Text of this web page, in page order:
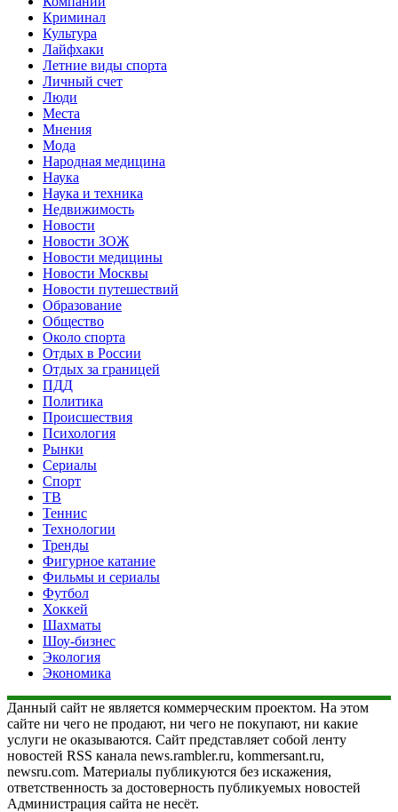
Криминал
Культура
Лайфхаки
Летние виды спорта
Личный счет
Люди
Места
Мнения
Мода
Народная медицина
Наука
Наука и техника
Недвижимость
Новости
Новости ЗОЖ
Новости медицины
Новости Москвы
Новости путешествий
Образование
Общество
Около спорта
Отдых в России
Отдых за границей
ПДД
Политика
Происшествия
Психология
Рынки
Сериалы
Спорт
ТВ
Теннис
Технологии
Тренды
Фигурное катание
Фильмы и сериалы
Футбол
Хоккей
Шахматы
Шоу-бизнес
Экология
Экономика
Данный сайт не является коммерческим проектом. На этом
сайте ни чего не продают, ни чего не покупают, ни какие
услуги не оказываются. Сайт представляет собой ленту
новостей RSS канала news.rambler.ru, kommersant.ru,
newsru.com. Материалы публикуются без искажения,
ответственность за достоверность публикуемых новостей
Администрация сайта не несёт.